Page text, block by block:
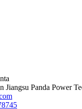
Jiangsu Panda Power